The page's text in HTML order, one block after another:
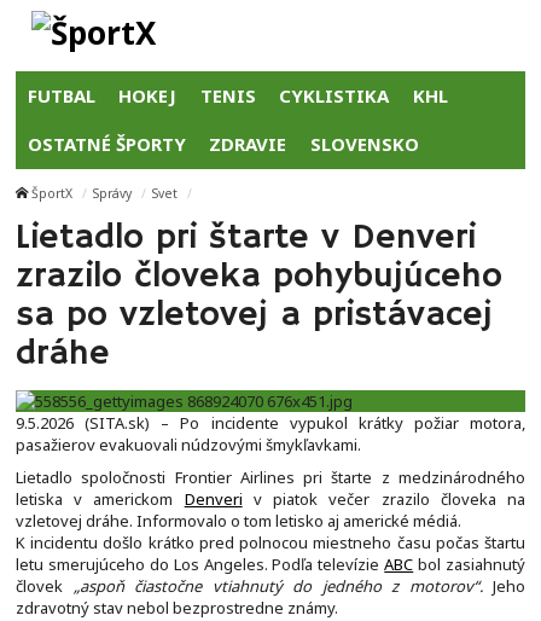
FUTBAL HOKEJ TENIS CYKLISTIKA KHL
OSTATNÉ ŠPORTY ZDRAVIE SLOVENSKO
ŠportX Správy Svet
Lietadlo pri štarte v Denveri
zrazilo človeka pohybujúceho
sa po vzletovej a pristávacej
dráhe
9.5.2026 (SITA.sk) – Po incidente vypukol krátky požiar motora,
pasažierov evakuovali núdzovými šmykľavkami.
Lietadlo spoločnosti Frontier Airlines pri štarte z medzinárodného
letiska v americkom Denveri v piatok večer zrazilo človeka na
vzletovej dráhe. Informovalo o tom letisko aj americké médiá.
K incidentu došlo krátko pred polnocou miestneho času počas štartu
letu smerujúceho do Los Angeles. Podľa televízieABC bol zasiahnutý
človek „aspoň čiastočne vtiahnutý do jedného z motorov“.Jeho
zdravotný stav nebol bezprostredne známy.